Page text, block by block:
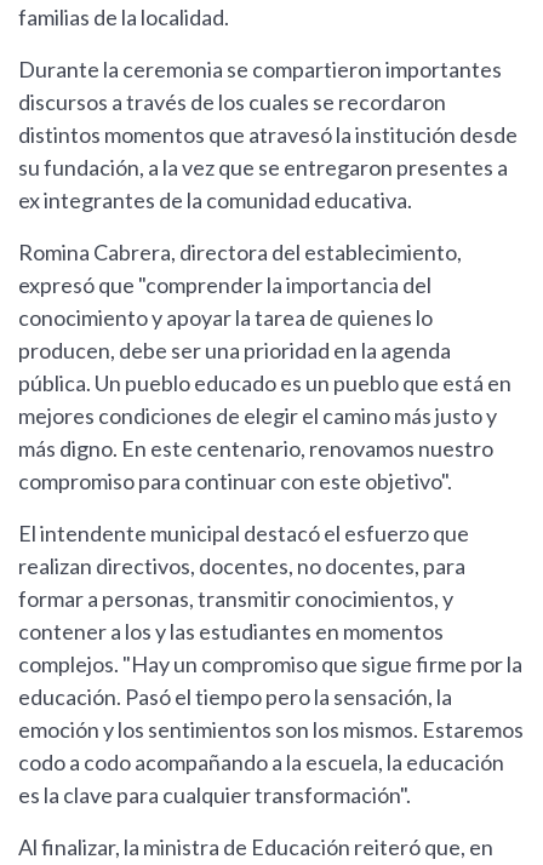
familias de la localidad.
Durante la ceremonia se compartieron importantes
discursos a través de los cuales se recordaron
distintos momentos que atravesó la institución desde
su fundación, a la vez que se entregaron presentes a
ex integrantes de la comunidad educativa.
Romina Cabrera, directora del establecimiento,
expresó que "comprender la importancia del
conocimiento y apoyar la tarea de quienes lo
producen, debe ser una prioridad en la agenda
pública. Un pueblo educado es un pueblo que está en
mejores condiciones de elegir el camino más justo y
más digno. En este centenario, renovamos nuestro
compromiso para continuar con este objetivo".
El intendente municipal destacó el esfuerzo que
realizan directivos, docentes, no docentes, para
formar a personas, transmitir conocimientos, y
contener a los y las estudiantes en momentos
complejos. "Hay un compromiso que sigue firme por la
educación. Pasó el tiempo pero la sensación, la
emoción y los sentimientos son los mismos. Estaremos
codo a codo acompañando a la escuela, la educación
es la clave para cualquier transformación".
Al finalizar, la ministra de Educación reiteró que, en